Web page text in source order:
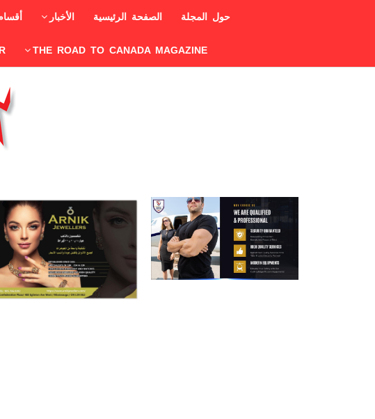
حول المجلة الصفحة الرئيسية الأخبار
THE ROAD TO CANADA MAGAZINE